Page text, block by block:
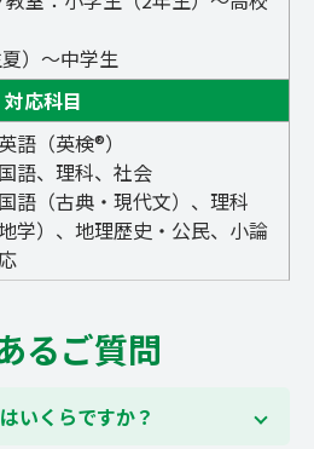
）～中学生
対応科目
語（英検®）
語、理科、社会
語（古典・現代文）、理科
学）、地理歴史・公民、小論
るご質問
いくらですか？